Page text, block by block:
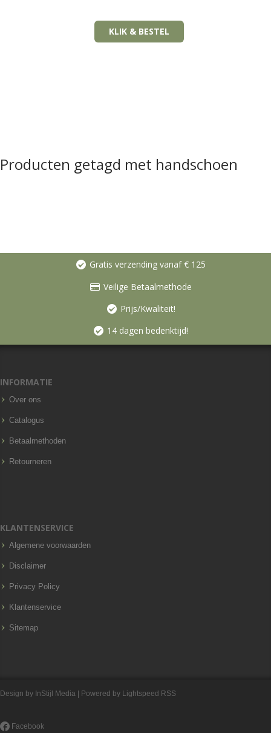
KLIK & BESTEL
Producten getagd met handschoen
Gratis verzending vanaf € 125
Veilige Betaalmethode
Prijs/Kwaliteit!
14 dagen bedenktijd!
INFORMATIE
Over ons
Catalogus
Betaalmethoden
Retourneren
KLANTENSERVICE
Algemene voorwaarden
Disclaimer
Privacy Policy
Klantenservice
Sitemap
Design by InStijl Media | Powered by Lightspeed RSS
Facebook